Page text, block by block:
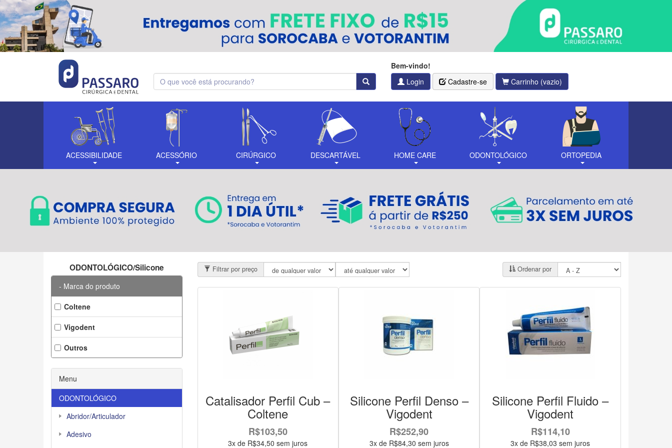
Bem-vindo!
Login
Cadastre-se Carrinho (vazio)
ACESSIBILIDADE ACESSÓRIO CIRÚRGICO DESCARTÁVEL HOME CARE ODONTOLÓGICO ORTOPEDIA
ODONTOLÓGICO/Silicone
Marca do produto
Coltene
Vigodent
Outros
Menu
ODONTOLÓGICO
Abridor/Articulador
Adesivo
Filtrar por preço Ordenar por
Catalisador Perfil Cub –
Coltene
R$103,50
3x de R$34,50 sem juros
Silicone Perfil Denso –
Vigodent
R$252,90
3x de R$84,30 sem juros
Silicone Perfil Fluido –
Vigodent
R$114,10
3x de R$38,03 sem juros